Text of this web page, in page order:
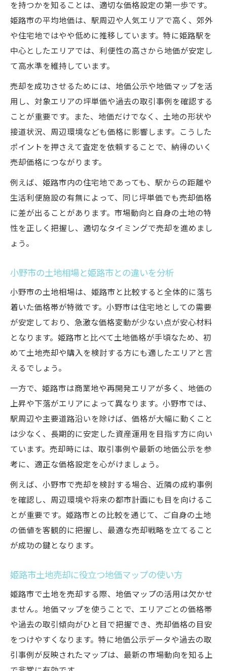
地価ランキングを生かしたエリア選定方法
土地売却を有利に進めるための実践ポイント
姫路市土地売却で損をしない実践的ポイン
売却前に知るべき姫路市土地価格の傾向
相場や地価マップ情報を交えた売却戦略
姫路市土地売却成功のための準備とコツ
将来性を見据えた土地売却の判断方法
を持つかを知ることは、適切な価格設定の第一歩です。
姫路市の平均地価は、駅周辺や人気エリアで高く、郊外
や住宅地ではやや低めに推移しています。特に姫路駅を
中心としたエリアでは、利便性の高さから地価が安定し
て高水準を維持しています。
売却を成功させるためには、地価公示や地価マップを活
用し、対象エリアの坪単価や過去の取引事例を確認する
ことが重要です。また、地価だけでなく、土地の形状や
接道状況、周辺環境なども価格に影響します。こうした
ポイントを押さえて査定を依頼することで、納得のいく
売却価格につながります。
例えば、姫路市内の住宅地であっても、駅からの距離や
生活利便施設の有無によって、同じ坪単価でも売却価格
に差が出ることがあります。市場動向と自身の土地の特
性を正しく把握し、適切なタイミングで売却を進めまし
ょう。
小野市の土地相場と姫路市との違いを分析
小野市の土地相場は、姫路市と比較すると全体的に落ち
着いた価格帯が特徴です。小野市は住宅地としての需要
が安定しており、急激な価格変動が少ない点が安心材料
となります。姫路市と比べて土地価格が手頃なため、初
めて土地売却や購入を検討する方にも適したエリアと言
えるでしょう。
一方で、姫路市は商業地や再開発エリアが多く、地価の
上昇や下落がエリアによって異なります。小野市では、
駅周辺や主要道路沿いを除けば、価格が大幅に動くこと
は少なく、長期的に安定した資産運用を目指す方に向い
ています。売却時には、取引事例や最新の地価公示を参
考に、適正な価格設定を心がけましょう。
例えば、小野市で売却を検討する場合、近隣の成約事例
を確認し、周辺環境や将来の都市計画にも目を向けるこ
とが重要です。姫路市との比較を通じて、ご自身の土地
の価値を客観的に把握し、最適な売却戦略を立てること
が成功の鍵となります。
姫路市土地売却に役立つ地価マップの使い方
姫路市で土地を売却する際、地価マップの活用は欠かせ
ません。地価マップを使うことで、エリアごとの価格帯
や過去の取引傾向がひと目で把握でき、売却価格の目安
をつけやすくなります。特に地価公示データや過去の取
引事例が反映されたマップは、最新の市場動向を知る上